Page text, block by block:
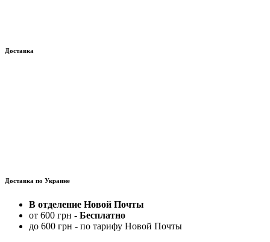
Доставка
Доставка по Украине
В отделение Новой Почты
от 600 грн - Бесплатно
до 600 грн - по тарифу Новой Почты